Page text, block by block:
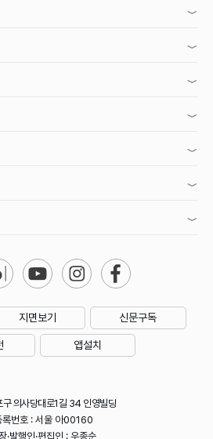
지면보기 신문구독
앱설치
구 의사당대로1길 34 인영빌딩
번호 : 서울 아00160
발행인·편집인 : 우종순